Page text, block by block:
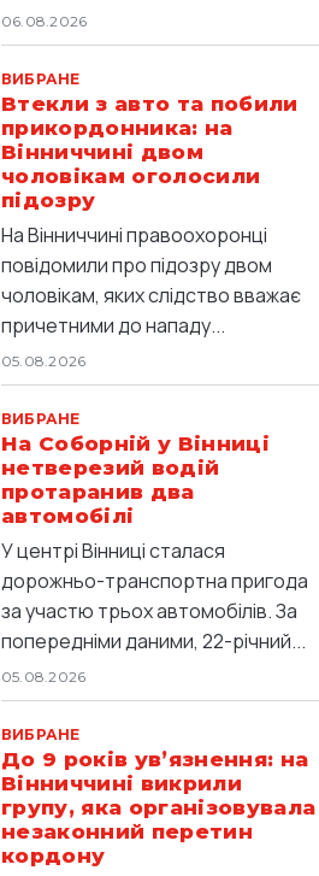
06.08.2026
ВИБРАНЕ
Втекли з авто та побили
прикордонника: на
Вінниччині двом
чоловікам оголосили
підозру
На Вінниччині правоохоронці
повідомили про підозру двом
чоловікам, яких слідство вважає
причетними до нападу...
05.08.2026
ВИБРАНЕ
На Соборній у Вінниці
нетверезий водій
протаранив два
автомобілі
У центрі Вінниці сталася
дорожньо-транспортна пригода
за участю трьох автомобілів. За
попередніми даними, 22-річний...
05.08.2026
ВИБРАНЕ
До 9 років ув’язнення: на
Вінниччині викрили
групу, яка організовувала
незаконний перетин
кордону